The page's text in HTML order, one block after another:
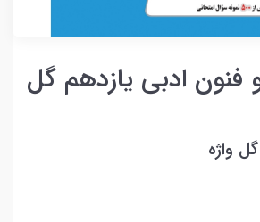
فنون ادبی یازدهم گل
واژه